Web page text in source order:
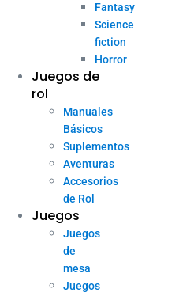
Fantasy
Science
fiction
Horror
Juegos de
rol
Manuales
Básicos
Suplementos
Aventuras
Accesorios
de Rol
Juegos
Juegos
de
mesa
Juegos